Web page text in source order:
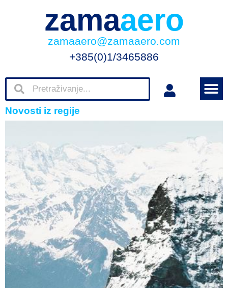
zamaaero
zamaaero@zamaaero.com
+385(0)1/3465886
Novosti iz regije